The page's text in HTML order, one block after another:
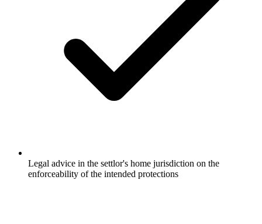
Legal advice in the settlor's home jurisdiction on the
enforceability of the intended protections